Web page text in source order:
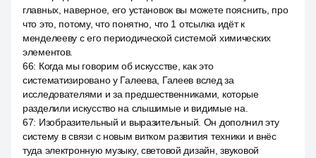
главных, наверное, его установок вы можете пояснить, про
что это, потому, что понятно, что 1 отсылка идёт к
менделееву с его периодической системой химических
элементов.
66: Когда мы говорим об искусстве, как это
систематизировано у Галеева, Галеев вслед за
исследователями и за предшественниками, которые
разделили искусство на слышимые и видимые на.
67: Изобразительный и выразительный. Он дополнил эту
систему в связи с новым витком развития техники и внёс
туда электронную музыку, световой дизайн, звуковой